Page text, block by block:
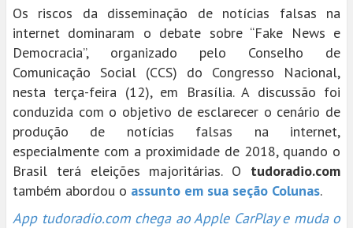
Os riscos da disseminação de notícias falsas na
internet dominaram o debate sobre “Fake News e
Democracia”, organizado pelo Conselho de
Comunicação Social (CCS) do Congresso Nacional,
nesta terça-feira (12), em Brasília. A discussão foi
conduzida com o objetivo de esclarecer o cenário de
produção de notícias falsas na internet,
especialmente com a proximidade de 2018, quando o
Brasil terá eleições majoritárias. O tudoradio.com
também abordou o assunto em sua seção Colunas.
App tudoradio.com chega ao Apple CarPlay e muda o